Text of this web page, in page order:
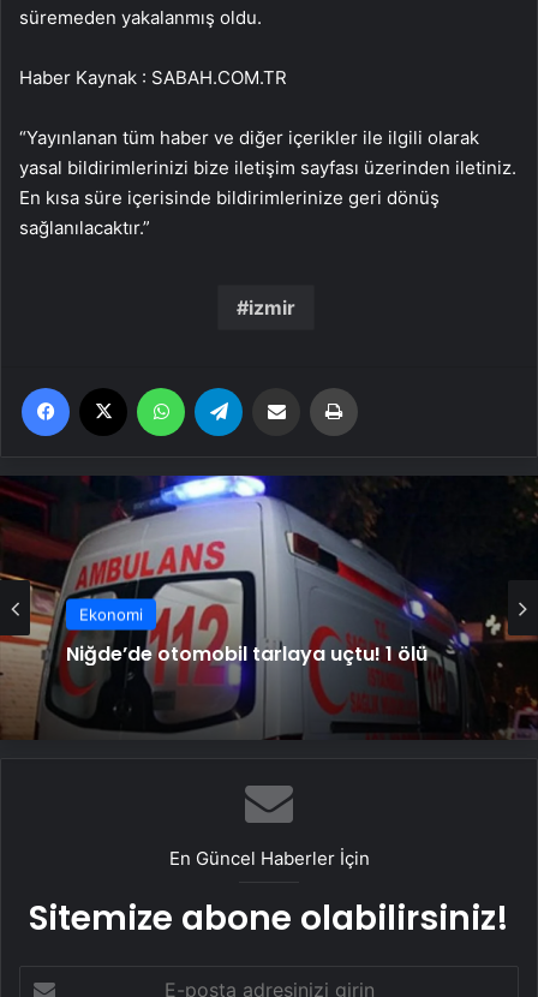
süremeden yakalanmış oldu.
Haber Kaynak : SABAH.COM.TR
“Yayınlanan tüm haber ve diğer içerikler ile ilgili olarak
yasal bildirimlerinizi bize iletişim sayfası üzerinden iletiniz.
En kısa süre içerisinde bildirimlerinize geri dönüş
sağlanılacaktır.”
izmir
Facebook WhatsApp Email'den paylaş
Ekonomi
Niğde’de otomobil tarlaya uçtu! 1 ölü
En Güncel Haberler İçin
Sitemize abone olabilirsiniz!